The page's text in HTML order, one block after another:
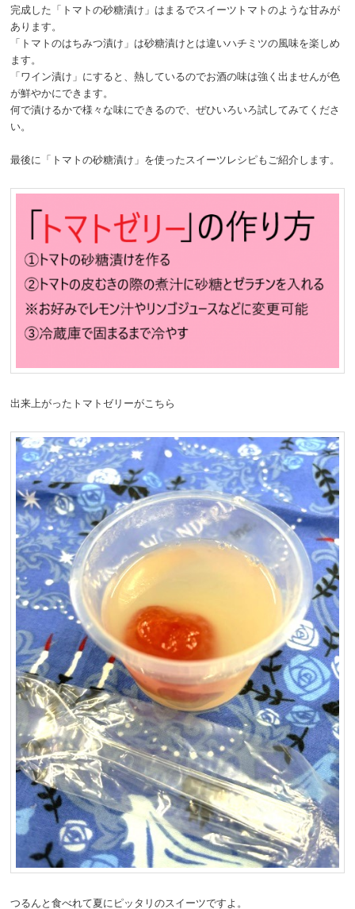
完成した「トマトの砂糖漬け」はまるでスイーツトマトのような甘みが
あります。
「トマトのはちみつ漬け」は砂糖漬けとは違いハチミツの風味を楽しめ
ます。
「ワイン漬け」にすると、熱しているのでお酒の味は強く出ませんが色
が鮮やかにできます。
何で漬けるかで様々な味にできるので、ぜひいろいろ試してみてくださ
い。
最後に「トマトの砂糖漬け」を使ったスイーツレシピもご紹介します。
出来上がったトマトゼリーがこちら
つるんと食べれて夏にピッタリのスイーツですよ。